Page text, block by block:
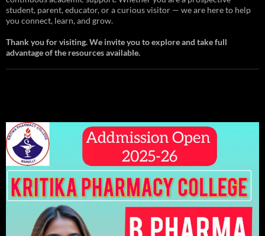
student, parent, educator, or a curious visitor — we are here to help
you connect, learn, and grow.
Thank you for visiting. We invite you to explore and take full
advantage of the resources available.